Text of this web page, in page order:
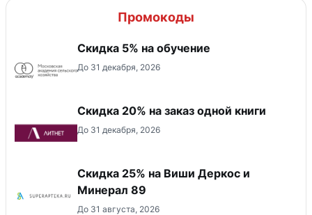
Промокоды
Скидка 5% на обучение
До 31 декабря, 2026
Скидка 20% на заказ одной книги
До 31 декабря, 2026
Скидка 25% на Виши Деркос и
Минерал 89
До 31 августа, 2026